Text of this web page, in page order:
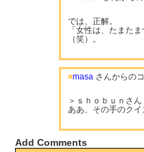
では、正解。
「女性は、たまた
（笑）。
■masa さんからの
＞ｓｈｏｂｕｎさん
ああ、その手のク
Add Comments